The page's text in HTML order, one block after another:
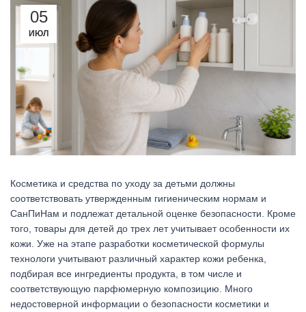
05
ИЮЛ
Косметика и средства по уходу за детьми должны
соответствовать утвержденным гигиеническим нормам и
СанПиНам и подлежат детальной оценке безопасности. Кроме
того, товары для детей до трех лет учитывает особенности их
кожи. Уже на этапе разработки косметической формулы
технологи учитывают различный характер кожи ребенка,
подбирая все ингредиенты продукта, в том числе и
соответствующую парфюмерную композицию. Много
недостоверной информации о безопасности косметики и